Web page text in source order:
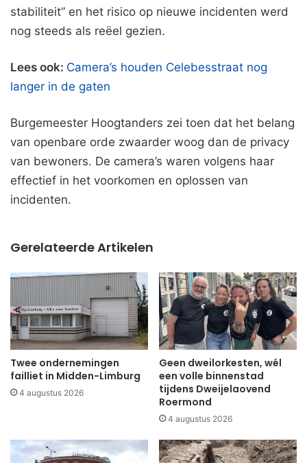
stabiliteit” en het risico op nieuwe incidenten werd
nog steeds als reëel gezien.
Lees ook: Camera’s houden Celebesstraat nog
langer in de gaten
Burgemeester Hoogtanders zei toen dat het belang
van openbare orde zwaarder woog dan de privacy
van bewoners. De camera’s waren volgens haar
effectief in het voorkomen en oplossen van
incidenten.
Gerelateerde Artikelen
Twee ondernemingen
failliet in Midden-Limburg
4 augustus 2026
Geen dweilorkesten, wél
een volle binnenstad
tijdens Dweijelaovend
Roermond
4 augustus 2026